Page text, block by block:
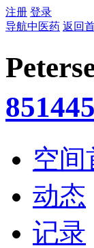
注册 登录
导航中医药 返回
851445
空间
动态
记录